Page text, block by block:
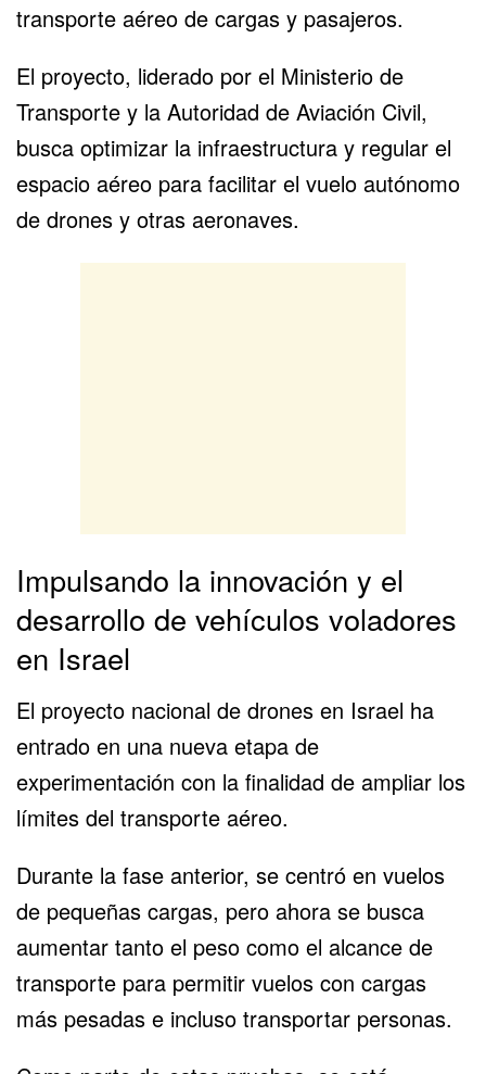
transporte aéreo de cargas y pasajeros.
El proyecto, liderado por el Ministerio de
Transporte y la Autoridad de Aviación Civil,
busca optimizar la infraestructura y regular el
espacio aéreo para facilitar el vuelo autónomo
de drones y otras aeronaves.
Impulsando la innovación y el
desarrollo de vehículos voladores
en Israel
El proyecto nacional de drones en Israel ha
entrado en una nueva etapa de
experimentación con la finalidad de ampliar los
límites del transporte aéreo.
Durante la fase anterior, se centró en vuelos
de pequeñas cargas, pero ahora se busca
aumentar tanto el peso como el alcance de
transporte para permitir vuelos con cargas
más pesadas e incluso transportar personas.